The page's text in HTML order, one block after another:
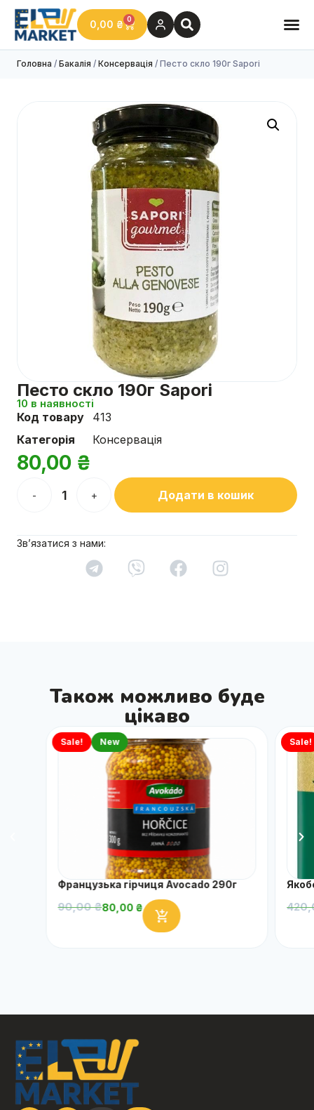
0,00 ₴ 0
Головна / Бакалія / Консервація / Песто скло 190г Sapori
Песто скло 190г Sapori
10 в наявності
Код товару
413
Категорія
Консервація
80,00 ₴
- + Додати в кошик
Зв’язатися з нами:
Також можливо буде
цікаво
Sale! New
Французька гірчиця Avocado 290г
90,00₴80,00 ₴
Sale!